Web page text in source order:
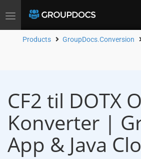
Toggle
Products GroupDocs.Conversion
CF2 til DOTX
Konverter |
App & Java